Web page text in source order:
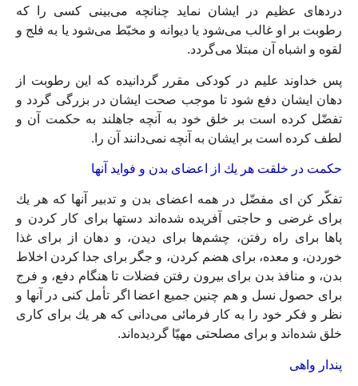
دردهاى عظيم در ايشان نمايد چنانچه مى‏‌بينى كسى را كه
رطوبت بر او غالب مى‏‌شود يا ديوانه و مخبّط مى‌‏شود يا به فلج و
لقوه و اشباه آن مبتلا مى‏‌گردد.
پس خداوند عليم در كودكى مقرر گردانيده كه اين رطوبت از
دهان ايشان دفع شود تا موجب صحت ايشان در بزرگى گردد و
تفضّل كرده است بر خلق خود به آنچه جاهلند به حكمت آن و
لطف كرده است بر ايشان به آنچه نمى‌‏دانند آن را.
حكمت در خلقت هر يك از اعضاى بدن و فوايد آنها
تفكّر كن اى مفضّل در همه اعضاى بدن و تدبير آنها كه هر يك
براى غرضى و حاجتى آفريده شده‏‌اند دستها براى كار كردن و
پاها براى راه رفتن، چشم‌ها براى ديدن، و دهان از براى غذا
خوردن، و معده، براى هضم كردن، و جگر براى جدا كردن اخلاط
بدن، و منافذ بدن براى بيرون رفتن فضلات تا هنگام دفع، و فرج
براى حصول نسل و هم چنين جميع اعضا اگر تأمل كنى در آنها و
نظر و فكر خود را به كار فرمائى مى‏‌دانى كه هر يك براى كارى
خلق شده‏‌اند و براى مصلحتى مهيّا گرديده‌‏اند.
پندار واهى‏